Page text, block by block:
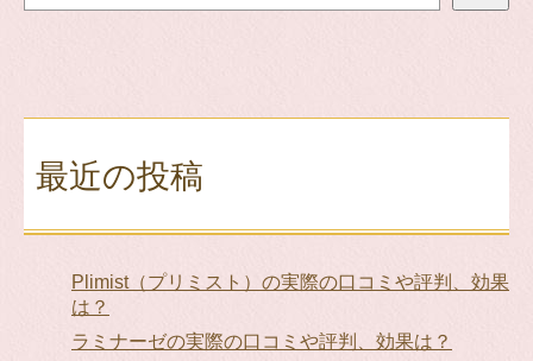
最近の投稿
Plimist（プリミスト）の実際の口コミや評判、効果
は？
ラミナーゼの実際の口コミや評判、効果は？